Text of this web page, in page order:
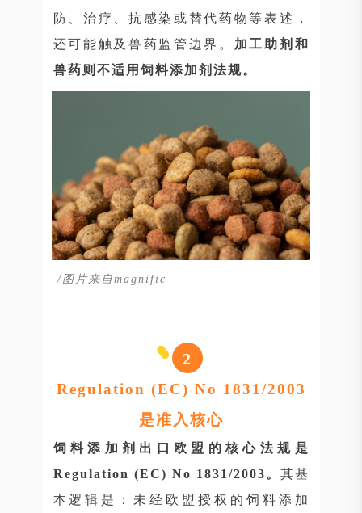
防、治疗、抗感染或替代药物等表述，
还可能触及兽药监管边界。 加工助剂和
兽药则不适用饲料添加剂法规。
/图片来自magnific
2
Regulation (EC) No 1831/2003
是准入核心
饲料添加剂出口欧盟的核心法规是
Regulation (EC) No 1831/2003。 其基
本逻辑是：未经欧盟授权的饲料添加